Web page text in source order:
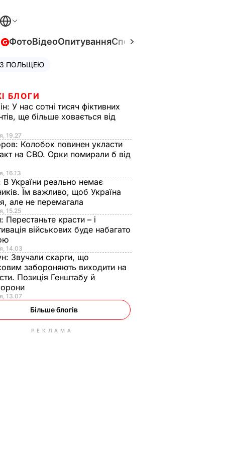
ФотоВідеоОпитуванняСпецпроєкти
ПОЛЬЩЕЮ
БЛОГИ
У нас сотні тисяч фіктивних
ще більше ховається від
19.27
Колобок повинен укласти
на СВО. Орки помирали б від
16.13
В України реально немає
Їм важливо, щоб Україна
але не перемагала
15.25
Перестаньте красти – і
військових буде набагато
14.03
Звучали скарги, що
забороняють виходити на
Позиція Генштабу й
13.07
Більше блогів
РЕКЛАМА